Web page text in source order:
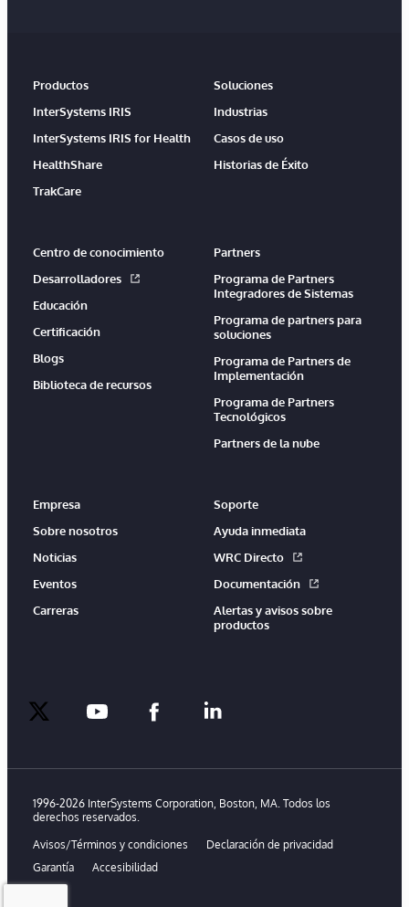
Productos
InterSystems IRIS
InterSystems IRIS for Health
HealthShare
TrakCare
Soluciones
Industrias
Casos de uso
Historias de Éxito
Centro de conocimiento
Desarrolladores
Educación
Certificación
Blogs
Biblioteca de recursos
Partners
Programa de Partners
Integradores de Sistemas
Programa de partners para
soluciones
Programa de Partners de
Implementación
Programa de Partners
Tecnológicos
Partners de la nube
Empresa
Sobre nosotros
Noticias
Eventos
Carreras
Soporte
Ayuda inmediata
WRC Directo
Documentación
Alertas y avisos sobre
productos
twitter youtubefacebooklinkedin
1996-2026 InterSystems Corporation, Boston, MA. Todos los
derechos reservados.
Avisos/Términos y condiciones
Declaración de privacidad
Garantía
Accesibilidad